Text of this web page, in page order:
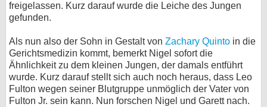
freigelassen. Kurz darauf wurde die Leiche des Jungen
gefunden.
Als nun also der Sohn in Gestalt von Zachary Quinto in die
Gerichtsmedizin kommt, bemerkt Nigel sofort die
Ähnlichkeit zu dem kleinen Jungen, der damals entführt
wurde. Kurz darauf stellt sich auch noch heraus, dass Leo
Fulton wegen seiner Blutgruppe unmöglich der Vater von
Fulton Jr. sein kann. Nun forschen Nigel und Garett nach.